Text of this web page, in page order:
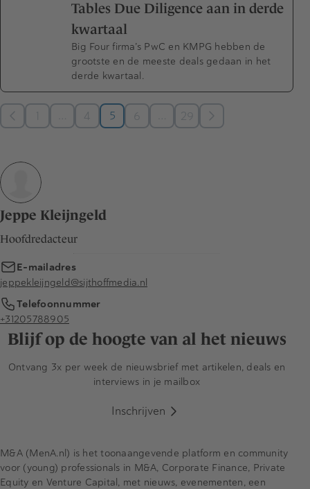
Tables Due Diligence aan in derde
kwartaal
Big Four firma’s PwC en KMPG hebben de
grootste en de meeste deals gedaan in het
derde kwartaal.
4 5 6 29
Jeppe Kleijngeld
Hoofdredacteur
E-mailadres
jeppekleijngeld@sijthoffmedia.nl
Telefoonnummer
+31205788905
Blijf op de hoogte van al het nieuws
Ontvang 3x per week de nieuwsbrief met artikelen, deals en
interviews in je mailbox
Inschrijven
M&A (MenA.nl) is het toonaangevende platform en community
voor (young) professionals in M&A, Corporate Finance, Private
Equity en Venture Capital, met nieuws, evenementen, een